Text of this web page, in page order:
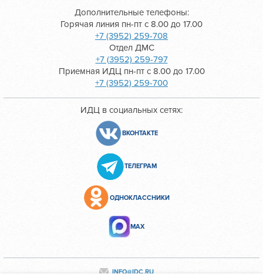
Дополнительные телефоны:
Горячая линия пн-пт с 8.00 до 17.00
+7 (3952) 259-708
Отдел ДМС
+7 (3952) 259-797
Приемная ИДЦ пн-пт с 8.00 до 17.00
+7 (3952) 259-700
ИДЦ в социальных сетях:
ВКОНТАКТЕ
ТЕЛЕГРАМ
ОДНОКЛАССНИКИ
МАХ
INFO@IDC.RU